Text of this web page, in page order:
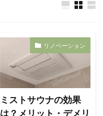
リノベーション
ミストサウナの効果
は？メリット・デメリ
リノベーション
トラベル
トイレ
インテリア